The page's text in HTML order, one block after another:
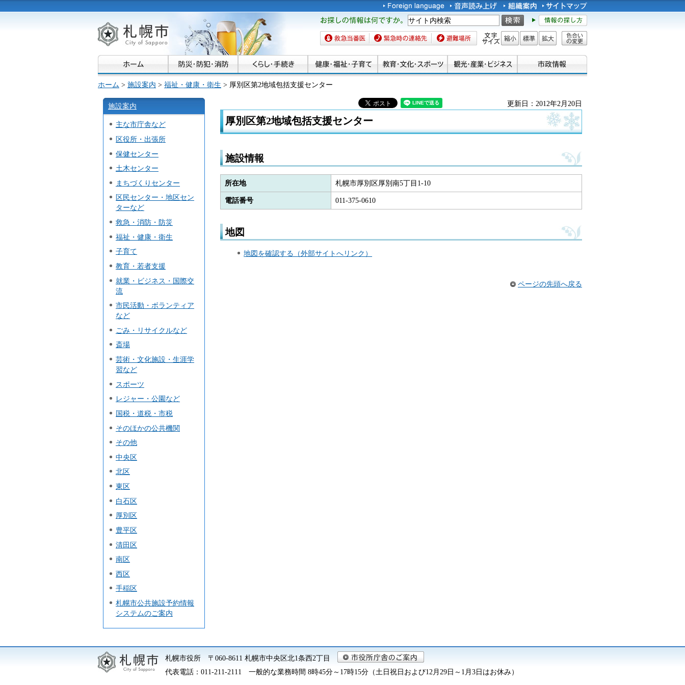
札幌市
お探しの情報は何です
か。
救急当番医 緊急時の連絡先 避難場所 文字サイズ
縮小 標準 拡大
色合い
ホーム > 施設案内 > 福祉・健康・衛生 > 厚別区第2地域包括支援センター
施設案内
主な市庁舎など
区役所・出張所
保健センター
土木センター
まちづくりセンター
区民センター・地区セン
ターなど
救急・消防・防災
福祉・健康・衛生
子育て
教育・若者支援
就業・ビジネス・国際交
流
市民活動・ボランティア
など
ごみ・リサイクルなど
斎場
芸術・文化施設・生涯学
習など
スポーツ
レジャー・公園など
国税・道税・市税
そのほかの公共機関
その他
中央区
北区
東区
白石区
厚別区
豊平区
清田区
南区
西区
手稲区
札幌市公共施設予約情報
システムのご案内
更新日：2012年2月20日
厚別区第2地域包括支援センター
施設情報
所在地 札幌市厚別区厚別南5丁目1-10
電話番号 011-375-0610
地図
地図を確認する（外部サイトへリンク）
ページの先頭へ戻る
札幌市役所 〒060-8611 札幌市中央区北1条西2丁目
代表電話： 011-211-2111 一般的な業務時間 8時45分～17時15分（土日祝日および12月29日～1月3日はお休み）